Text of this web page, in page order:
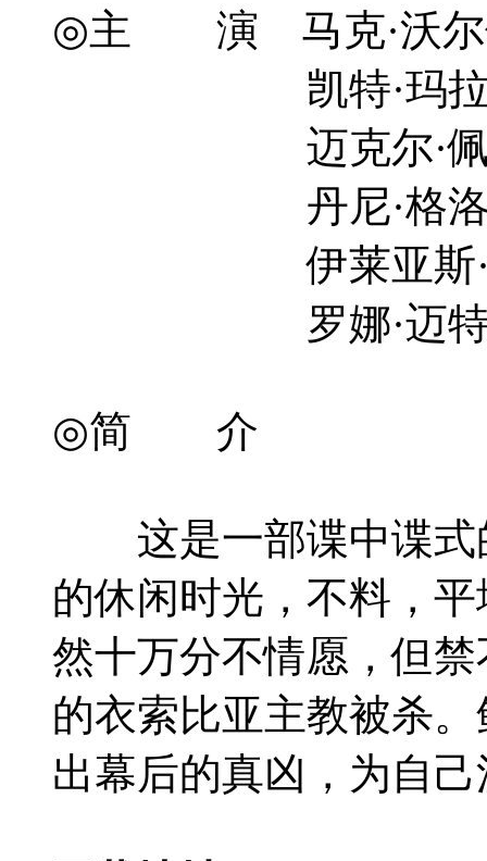
◎主 演 马克·沃尔伯
凯特·玛拉
迈克尔·佩纳
丹尼·格洛弗
伊莱亚斯·科泰
罗娜·迈特拉
◎简 介
这是一部谍中谍式的
的休闲时光，不料，
然十万分不情愿，但
的衣索比亚主教被杀
出幕后的真凶，为自